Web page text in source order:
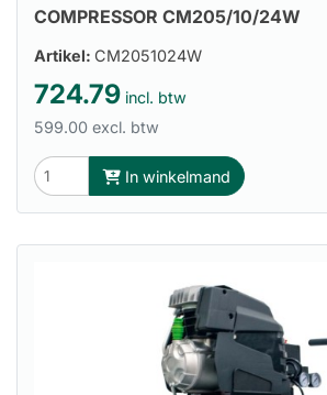
COMPRESSOR CM205/10/24W
Artikel: CM2051024W
724.79 incl. btw
599.00 excl. btw
In winkelmand